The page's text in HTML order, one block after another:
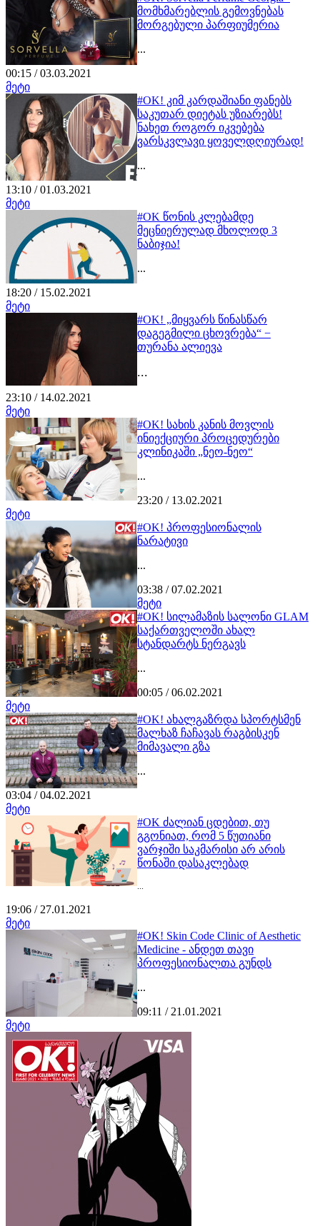
მომხმარებლის გემოვნებას
მორგებული პარფიუმერია
...
00:15 / 03.03.2021
მეტი
#OK! კიმ კარდაშიანი ფანებს
საკუთარ დიეტას უზიარებს!
ნახეთ როგორ იკვებება
ვარსკვლავი ყოველდღიურად!
...
13:10 / 01.03.2021
მეტი
#OK წონის კლებამდე
მეცნიერულად მხოლოდ 3
ნაბიჯია!
...
18:20 / 15.02.2021
მეტი
#OK! „მიყვარს წინასწარ
დაგეგმილი ცხოვრება“ −
თურანა ალიევა
...
23:10 / 14.02.2021
მეტი
#OK! სახის კანის მოვლის
ინიექციური პროცედურები
კლინიკაში „ნეო-ნეო“
...
23:20 / 13.02.2021
მეტი
#OK! პროფესიონალის
ნარატივი
...
03:38 / 07.02.2021
მეტი
#OK! სილამაზის სალონი GLAM
საქართველოში ახალ
სტანდარტს ნერგავს
...
00:05 / 06.02.2021
მეტი
#OK! ახალგაზრდა სპორტსმენ
მალხაზ ჩაჩავას რაგბისკენ
მიმავალი გზა
...
03:04 / 04.02.2021
მეტი
#OK ძალიან ცდებით, თუ
გგონიათ, რომ 5 წუთიანი
ვარჯიში საკმარისი არ არის
წონაში დასაკლებად
...
19:06 / 27.01.2021
მეტი
#OK! Skin Code Clinic of Aesthetic
Medicine - ანდეთ თავი
პროფესიონალთა გუნდს
...
09:11 / 21.01.2021
მეტი